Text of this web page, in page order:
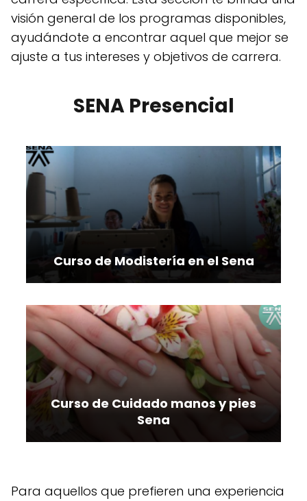
visión general de los programas disponibles,
ayudándote a encontrar aquel que mejor se
ajuste a tus intereses y objetivos de carrera.
SENA Presencial
Curso de Modistería en el Sena
Curso de Cuidado manos y pies
Sena
Para aquellos que prefieren una experiencia